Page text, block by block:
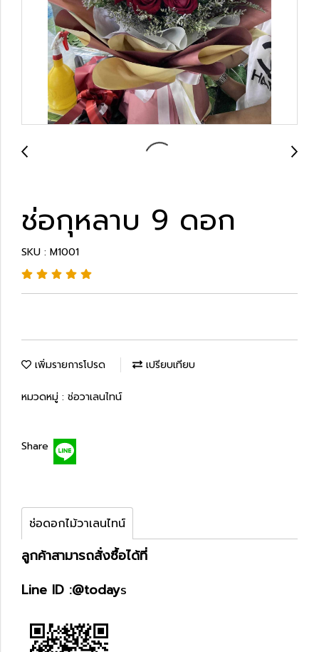
ช่อกุหลาบ 9 ดอก
SKU : M1001
เพิ่มรายการโปรด เปรียบเทียบ
หมวดหมู่ : ช่อวาเลนไทน์
Share
ช่อดอกไม้วาเลนไทน์
ลูกค้าสามารถสั่งซื้อได้ที่
Line ID :@todays